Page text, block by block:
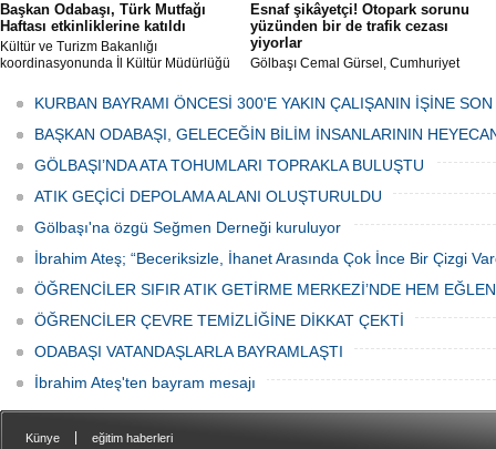
Başkan Odabaşı, Türk Mutfağı
Haftası etkinliklerine katıldı
Kültür ve Turizm Bakanlığı
koordinasyonunda İl Kültür Müdürlüğü
Haftası" etkinlikleri Ankara'da devam
ediyor.
Esnaf şikâyetçi! Otopark sorunu
yüzünden bir de trafik cezası
yiyorlar
Gölbaşı Cemal Gürsel, Cumhuriyet
bulunan esnaf ve alışverişe gelen
vatandaşlar park cezaları yüzünden
canından bezdi.
KURBAN BAYRAMI ÖNCESİ 300'E YAKIN ÇALIŞANIN İŞİNE
BAŞKAN ODABAŞI, GELECEĞİN BİLİM İNSANLARININ
GÖLBAŞI’NDA ATA TOHUMLARI TOPRAKLA BULUŞTU
ATIK GEÇİCİ DEPOLAMA ALANI OLUŞTURULDU
Gölbaşı'na özgü Seğmen Derneği kuruluyor
İbrahim Ateş; “Beceriksizle, İhanet Arasında Çok İnce Bir Çizgi
ÖĞRENCİLER SIFIR ATIK GETİRME MERKEZİ’NDE HEM
ÖĞRENCİLER ÇEVRE TEMİZLİĞİNE DİKKAT ÇEKTİ
ODABAŞI VATANDAŞLARLA BAYRAMLAŞTI
İbrahim Ateş'ten bayram mesajı
Künye eğitim haberleri